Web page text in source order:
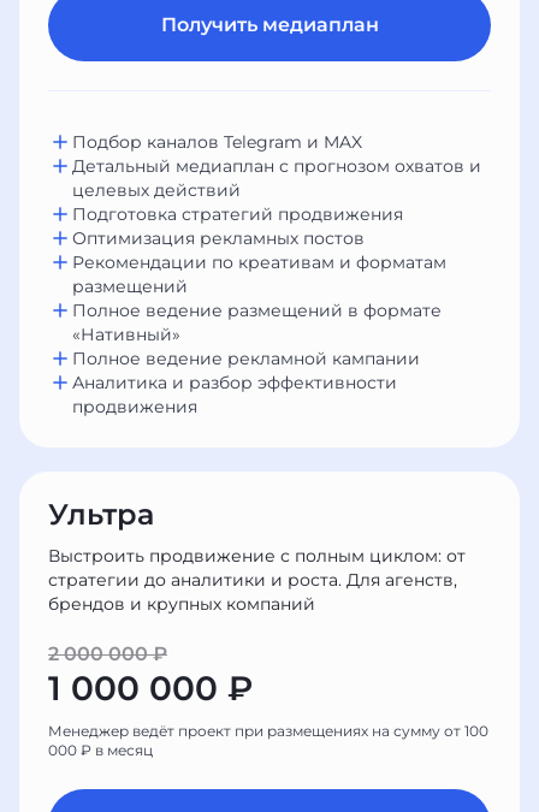
Получить медиаплан
Подбор каналов Telegram и MAX
Детальный медиаплан с прогнозом охватов и
целевых действий
Подготовка стратегий продвижения
Оптимизация рекламных постов
Рекомендации по креативам и форматам
размещений
Полное ведение размещений в формате
«Нативный»
Полное ведение рекламной кампании
Аналитика и разбор эффективности
продвижения
Ультра
Выстроить продвижение с полным циклом: от
стратегии до аналитики и роста. Для агенств,
брендов и крупных компаний
2 000 000 ₽
1 000 000 ₽
Менеджер ведёт проект при размещениях на сумму от 100
000 ₽ в месяц